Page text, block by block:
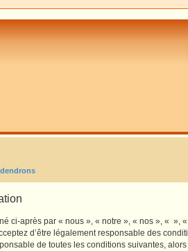
ci-après par « nous », « notre », « nos », « »,
d’être légalement responsable des
de toutes les conditions suivantes,